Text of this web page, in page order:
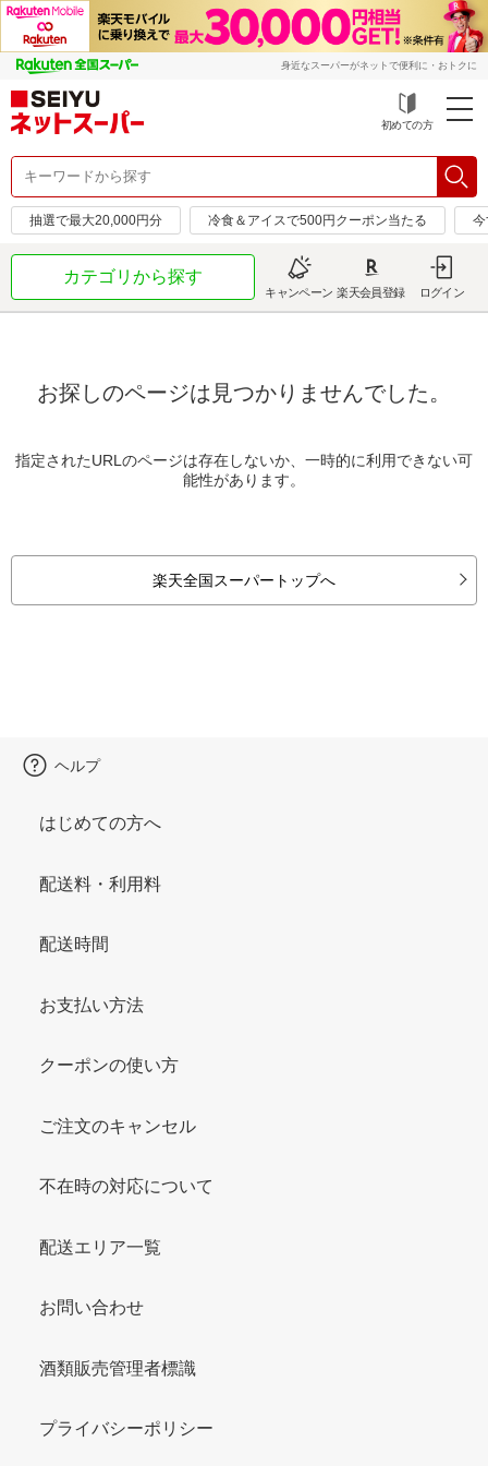
身近なスーパーがネットで便利に・おトクに
初めての方
抽選で最大20,000円分 冷食＆アイスで500円クーポン当たる
カテゴリから探す
キャンペーン 楽天会員登録 ログイン
お探しのページは見つかりませんでした。
指定されたURLのページは存在しないか、一時的に利用できない可
能性があります。
楽天全国スーパートップへ
ヘルプ
はじめての方へ
配送料・利用料
配送時間
お支払い方法
クーポンの使い方
ご注文のキャンセル
不在時の対応について
配送エリア一覧
お問い合わせ
酒類販売管理者標識
プライバシーポリシー